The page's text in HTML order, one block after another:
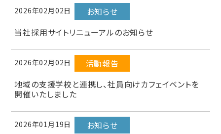
2026年02月02日
お知らせ
当社採用サイトリニューアルのお知らせ
2026年02月02日
活動報告
地域の支援学校と連携し、社員向けカフェイベントを
開催いたしました
2026年01月19日
お知らせ